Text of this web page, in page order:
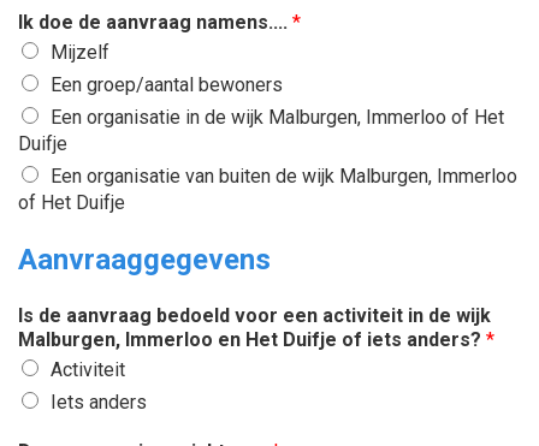
Ik doe de aanvraag namens.... *
Mijzelf
Een groep/aantal bewoners
Een organisatie in de wijk Malburgen, Immerloo of Het
Duifje
Een organisatie van buiten de wijk Malburgen, Immerloo
of Het Duifje
Aanvraaggegevens
Is de aanvraag bedoeld voor een activiteit in de wijk
Malburgen, Immerloo en Het Duifje of iets anders? *
Activiteit
Iets anders